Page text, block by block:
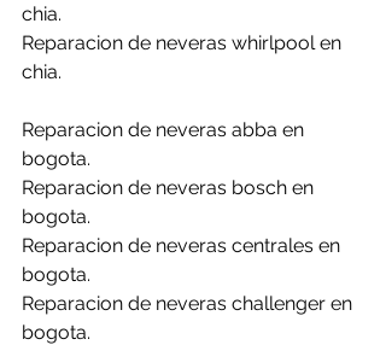
chia.
Reparacion de neveras whirlpool en
chia.
Reparacion de neveras abba en
bogota.
Reparacion de neveras bosch en
bogota.
Reparacion de neveras centrales en
bogota.
Reparacion de neveras challenger en
bogota.